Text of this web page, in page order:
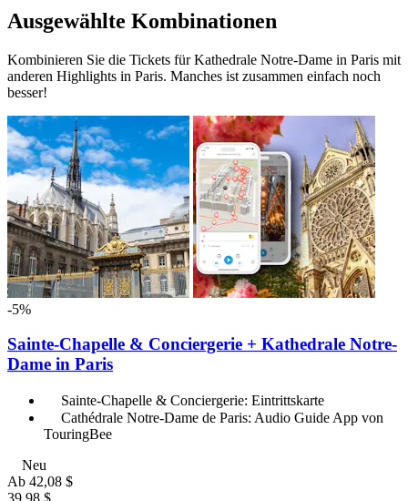
Ausgewählte Kombinationen
Kombinieren Sie die Tickets für Kathedrale Notre-Dame in Paris mit
anderen Highlights in Paris. Manches ist zusammen einfach noch
besser!
-5%
Sainte-Chapelle & Conciergerie + Kathedrale Notre-
Dame in Paris
Sainte-Chapelle & Conciergerie: Eintrittskarte
Cathédrale Notre-Dame de Paris: Audio Guide App von
TouringBee
Neu
Ab 42,08 $